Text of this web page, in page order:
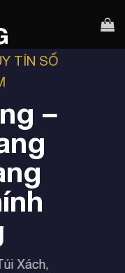
TÍN SỐ
–
Xách,